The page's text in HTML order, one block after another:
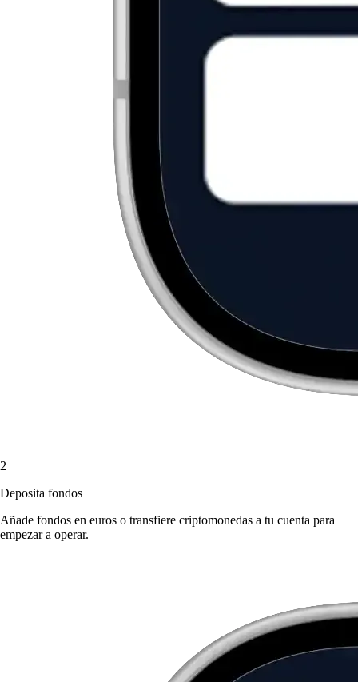
2
Deposita fondos
Añade fondos en euros o transfiere criptomonedas a tu cuenta para
empezar a operar.